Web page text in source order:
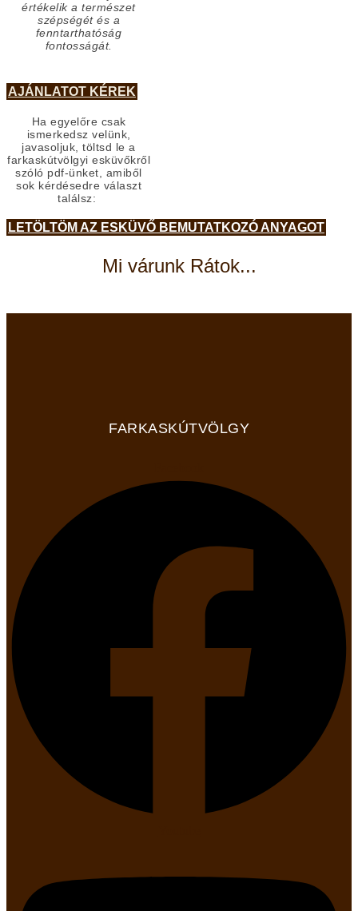
értékelik a természet
szépségét és a
fenntarthatóság
fontosságát.
AJÁNLATOT KÉREK
Ha egyelőre csak
ismerkedsz velünk,
javasoljuk, töltsd le a
farkaskútvölgyi esküvőkről
szóló pdf-ünket, amiből
sok kérdésedre választ
találsz:
LETÖLTÖM AZ ESKÜVŐ BEMUTATKOZÓ ANYAGOT
Mi várunk Rátok...
FARKASKÚTVÖLGY